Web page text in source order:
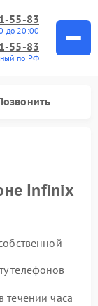
55-83
до 20:00
55-83
по РФ
Infinix
телефонов
часа